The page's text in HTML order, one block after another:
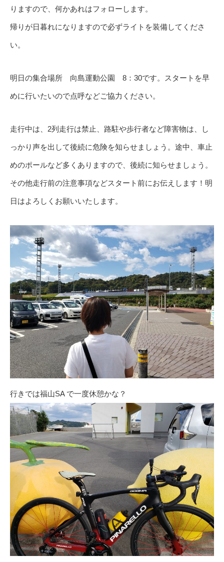
りますので、何かあれはフォローします。
帰りが日暮れになりますので必ずライトを装備してくださ
い。
明日の集合場所 向島運動公園 8：30です。スタートを早
めに行いたいので点呼などご協力ください。
走行中は、2列走行は禁止、路駐や歩行者など障害物は、し
っかり声を出して後続に危険を知らせましょう。途中、車止
めのポールなど多くありますので、後続に知らせましょう。
その他走行前の注意事項などスタート前にお伝えします！明
日はよろしくお願いいたします。
行きでは福山SA で一度休憩かな？